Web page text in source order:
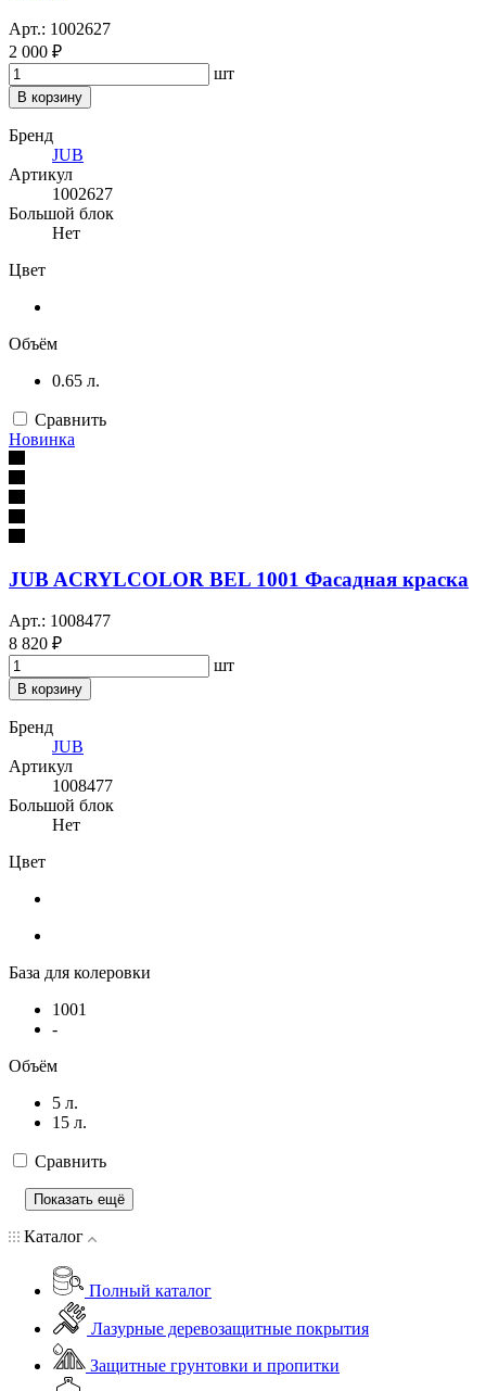
Арт.: 1002627
2 000 ₽
шт
В корзину
Бренд
JUB
Артикул
1002627
Большой блок
Нет
Цвет
Объём
0.65 л.
Сравнить
Новинка
JUB ACRYLCOLOR BEL 1001 Фасадная краска
Арт.: 1008477
8 820 ₽
шт
В корзину
Бренд
JUB
Артикул
1008477
Большой блок
Нет
Цвет
База для колеровки
1001
-
Объём
5 л.
15 л.
Сравнить
Показать ещё
Каталог
Полный каталог
Лазурные деревозащитные покрытия
Защитные грунтовки и пропитки